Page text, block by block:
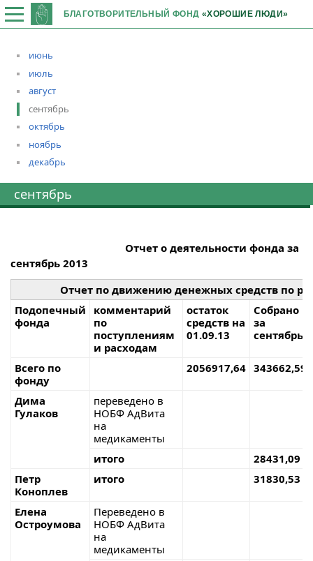
БЛАГОТВОРИТЕЛЬНЫЙ ФОНД «ХОРОШИЕ ЛЮДИ»
июнь
июль
август
сентябрь
октябрь
ноябрь
декабрь
сентябрь
Отчет о деятельности фонда за
сентябрь 2013
Отчет по движению денежных средств по
Подопечный
фонда
комментарий
по
поступлениям
и расходам
остаток
средств на
01.09.13
Собрано
за
сентябрь
Всего по
фонду
2056917,64 343662,59
Дима
Гулаков
переведено в
НОБФ АдВита
на
медикаменты
итого
28431,09
Петр
Коноплев
итого 31830,53
Елена
Остроумова
Переведено в
НОБФ АдВита
на
медикаменты